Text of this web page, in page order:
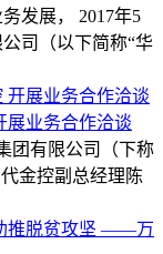
发展， 2017年5
司（以下简称“华
展业务合作洽谈
团有限公司（下称
金控副总经理陈